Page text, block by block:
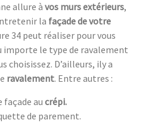
allure à vos murs extérieurs,
la façade de votre
34 peut réaliser pour vous
importe le type de ravalement
choisissez. D’ailleurs, ily a
ravalement. Entre autres :
façade au crépi.
de parement.